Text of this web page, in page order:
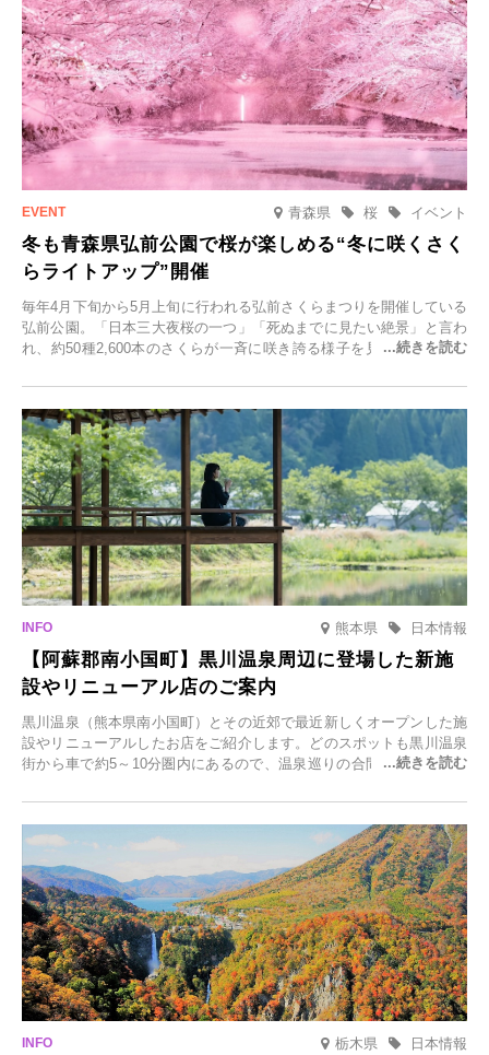
青森県 イベント
桜
冬も青森県弘前公園で桜が楽しめる“冬に咲くさく
らライトアップ”開催
毎年4月下旬から5月上旬に行われる弘前さくらまつりを開催している
弘前公園。「日本三大夜桜の一つ」「死ぬまでに見たい絶景」と言わ
れ、約50種2,600本のさくらが一斉に咲き誇る様子を見に、世界中か
日(月)～2026年2月28日(土)の期間、「冬に咲くさくらライトアップ」
を開催します。
熊本県 日本情報
【阿蘇郡南小国町】黒川温泉周辺に登場した新施
設やリニューアル店のご案内
黒川温泉（熊本県南小国町）とその近郊で最近新しくオープンした施
設やリニューアルしたお店をご紹介します。どのスポットも黒川温泉
街から車で約5～10分圏内にあるので、温泉巡りの合間に気軽に立ち
元食材にこだわったレストランなど、多彩な魅力が満載です。黒川温
泉の新たな楽しみとしてチェックしてみてください。
栃木県 日本情報